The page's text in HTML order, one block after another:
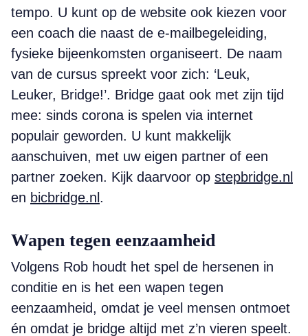
tempo. U kunt op de website ook kiezen voor
een coach die naast de e-mailbegeleiding,
fysieke bijeenkomsten organiseert. De naam
van de cursus spreekt voor zich: ‘Leuk,
Leuker, Bridge!’. Bridge gaat ook met zijn tijd
mee: sinds corona is spelen via internet
populair geworden. U kunt makkelijk
aanschuiven, met uw eigen partner of een
partner zoeken. Kijk daarvoor op stepbridge.nl
en bicbridge.nl .
Wapen tegen eenzaamheid
Volgens Rob houdt het spel de hersenen in
conditie en is het een wapen tegen
eenzaamheid, omdat je veel mensen ontmoet
én omdat je bridge altijd met z’n vieren speelt.